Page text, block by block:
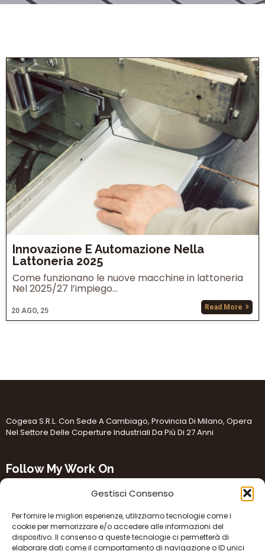
Gestisci Consenso
Per fornire le migliori esperienze, utilizziamo tecnologie come i
cookie per memorizzare e/o accedere alle informazioni del
dispositivo. Il consenso a queste tecnologie ci permetterà di
elaborare dati come il comportamento di navigazione o ID unici
Innovazione E Automazione Nella
Lattoneria 2025
20 AGO, 25
Come funzionano le nuove macchine in lattoneria
Nel 2025/27 l’impiego…
Read More
Cogesa S.r.l. Con Sede A Cambiago, Provincia Di Milano, Opera
Nel Settore Delle Coperture Industriali Da Più Di 27 Anni
Follow My Work On